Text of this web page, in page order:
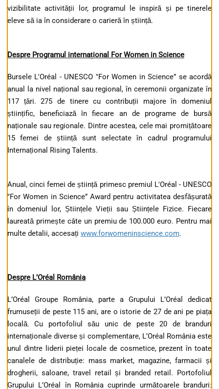
vizibilitate activității lor, programul le inspiră și pe tinerele
eleve să ia în considerare o carieră în știință.
Despre Programul internațional For Women in Science
Bursele L'Oréal - UNESCO "For Women in Science” se acordă
anual la nivel național sau regional, în ceremonii organizate în
117 țări. 275 de tinere cu contribuții majore în domeniul
științific, beneficiază în fiecare an de programe de bursă
naționale sau regionale. Dintre acestea, cele mai promițătoare
15 femei de știință sunt selectate în cadrul programului
Internațional Rising Talents.
Anual, cinci femei de știință primesc premiul L'Oréal - UNESCO
"For Women in Science” Award pentru activitatea desfășurată
în domeniul lor, Științele Vieții sau Științele Fizice. Fiecare
laureată primește câte un premiu de 100.000 euro. Pentru mai
multe detalii, accesați www.forwomeninscience.com.
Despre L’Oréal România
L’Oréal Groupe România, parte a Grupului L’Oréal dedicat
frumuseții de peste 115 ani, are o istorie de 27 de ani pe piața
locală. Cu portofoliul său unic de peste 20 de branduri
internaționale diverse și complementare, L’Oréal România este
unul dintre liderii pieței locale de cosmetice, prezent în toate
canalele de distribuție: mass market, magazine, farmacii și
drogherii, saloane, travel retail și branded retail. Portofoliul
Grupului L’Oréal în România cuprinde următoarele branduri: